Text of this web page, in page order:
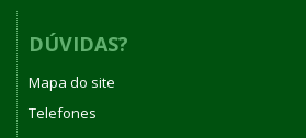
DÚVIDAS?
Mapa do site
Telefones